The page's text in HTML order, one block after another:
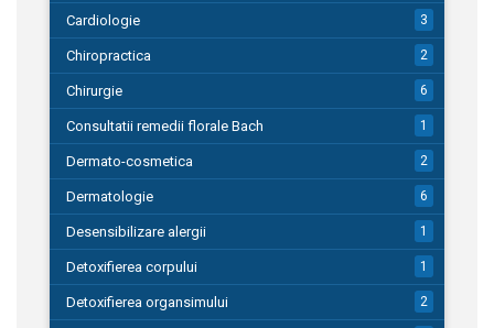
Cardiologie 3
Chiropractica 2
Chirurgie 6
Consultatii remedii florale Bach 1
Dermato-cosmetica 2
Dermatologie 6
Desensibilizare alergii 1
Detoxifierea corpului 1
Detoxifierea organsimului 2